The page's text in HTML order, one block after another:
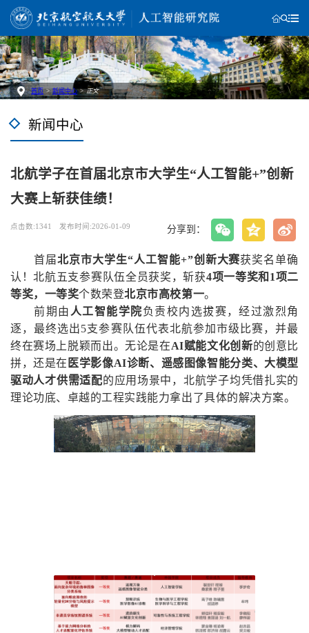
首页 > 新闻中心 > 正文
新闻中心
北航学子在首届北京市大学生“人工智能+”创新
大赛上斩获佳绩！
点击数:1341 发布时间:2026-01-09 分享到：
首届北京市大学生“人工智能+”创新大赛获奖名单确
认！北航五支参赛队伍全员获奖，斩获4项一等奖和1项二
等奖，一等奖个数荣登北京市高校第一。
前期由 人工智能学院负责校内选拔赛，经过激烈角
逐，最终选出5支参赛队伍代表北航参加市级比赛，并最
终在赛场上脱颖而出。无论是在AI赋能文化创新的创意比
拼，还是在 医学影像AI诊断、遥感图像智能分类、大模型
驱动人才供需适配的应用场景中，北航学子均凭借扎实的
理论功底、卓越的工程实践能力拿出了具体的解决方案。